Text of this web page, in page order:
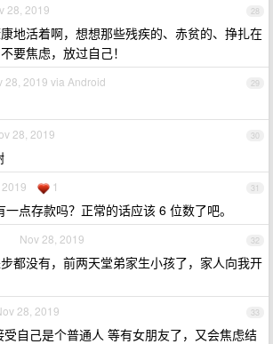
28
28, 2019
地活着啊，想想那些残疾的、赤贫的、挣扎在
要焦虑，放过自己！
29
28, 2019 via Android
30
28, 2019
31
1
点存款吗？正常的话应该 6 位数了吧。
32
Nov 28, 2019
都没有，前两天堂弟家生小孩了，家人向我开
33
28, 2019
自己是个普通人 等有女朋友了，又会焦虑结